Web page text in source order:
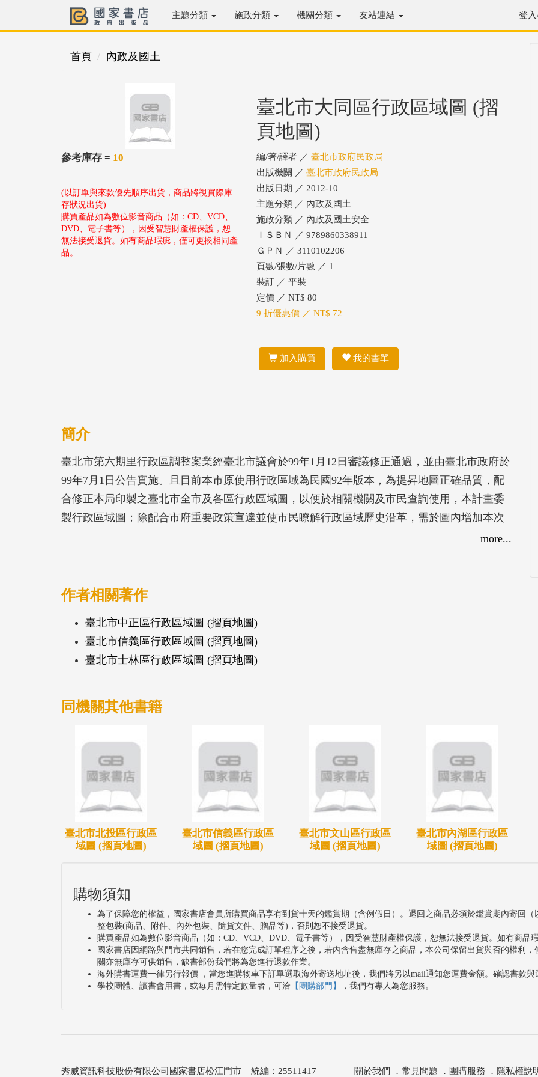
主題分類 施政分類 機關分類 友站連結 登
首頁 內政及國土
參考庫存 = 10
(以訂單與來款優先順序出貨，商品將視實際庫
存狀況出貨)
購買產品如為數位影音商品（如：CD、VCD、
DVD、電子書等），因受智慧財產權保護，恕
無法接受退貨。如有商品瑕疵，僅可更換相同產
品。
臺北市大同區行政區域圖 (摺
頁地圖)
編/著/譯者 ／ 臺北市政府民政局
出版機關 ／ 臺北市政府民政局
出版日期 ／ 2012-10
主題分類 ／ 內政及國土
施政分類 ／ 內政及國土安全
ＩＳＢＮ ／ 9789860338911
ＧＰＮ ／ 3110102206
頁數/張數/片數 ／ 1
裝訂 ／ 平裝
定價 ／ NT$ 80
9 折優惠價 ／ NT$ 72
加入購買 我的書單
簡介
臺北市第六期里行政區調整案業經臺北市議會於99年1月12日審議修正通過，並由臺北市政府於
99年7月1日公告實施。且目前本市原使用行政區域為民國92年版本，為提昇地圖正確品質，配
合修正本局印製之臺北市全市及各區行政區域圖，以便於相關機關及市民查詢使用，本計畫委
製行政區域圖；除配合市府重要政策宣達並使市民瞭解行政區域歷史沿革，需於圖內增加本次
里調整後最新里界圖、鄰里公園、區民活動中心、本市主要街道名稱、已立案宗教寺廟團體、
價值。
more...
作者相關著作
臺北市中正區行政區域圖 (摺頁地圖)
臺北市信義區行政區域圖 (摺頁地圖)
臺北市士林區行政區域圖 (摺頁地圖)
同機關其他書籍
臺北市北投區行政區
域圖 (摺頁地圖)
臺北市信義區行政區
域圖 (摺頁地圖)
臺北市文山區行政區
域圖 (摺頁地圖)
臺北市內湖區行政區
域圖 (摺頁地圖)
購物須知
為了保障您的權益，國家書店會員所購買商品享有到貨十天的鑑賞期（含例假日）。退回之商品必須於鑑賞期內寄回
整包裝(商品、附件、內外包裝、隨貨文件、贈品等)，否則恕不接受退貨。
購買產品如為數位影音商品（如：CD、VCD、DVD、電子書等），因受智慧財產權保護，恕無法接受退貨。如有商品
國家書店因網路與門市共同銷售，若在您完成訂單程序之後，若內含售盡無庫存之商品，本公司保留出貨與否的權利
關亦無庫存可供銷售，缺書部份我們將為您進行退款作業。
海外購書運費一律另行報價 ，當您進購物車下訂單選取海外寄送地址後，我們將另以mail通知您運費金額。確認書款
學校團體、讀書會用書，或每月需特定數量者，可洽 【團購部門】 ，我們有專人為您服務。
秀威資訊科技股份有限公司國家書店松江門市 統編：25511417 關於我們 ． 常見問題 ． 團購服務 ． 隱私權說